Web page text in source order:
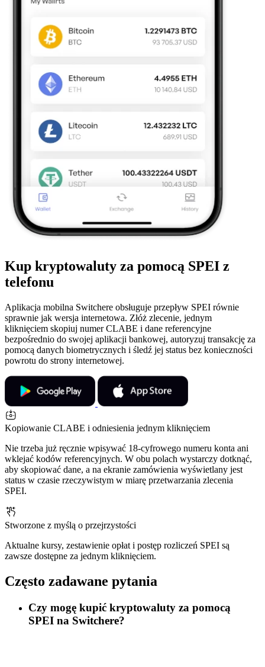
Kup kryptowaluty za pomocą SPEI z
telefonu
Aplikacja mobilna Switchere obsługuje przepływ SPEI równie
sprawnie jak wersja internetowa. Złóż zlecenie, jednym
kliknięciem skopiuj numer CLABE i dane referencyjne
bezpośrednio do swojej aplikacji bankowej, autoryzuj transakcję za
pomocą danych biometrycznych i śledź jej status bez konieczności
powrotu do strony internetowej.
Kopiowanie CLABE i odniesienia jednym kliknięciem
Nie trzeba już ręcznie wpisywać 18-cyfrowego numeru konta ani
wklejać kodów referencyjnych. W obu polach wystarczy dotknąć,
aby skopiować dane, a na ekranie zamówienia wyświetlany jest
status w czasie rzeczywistym w miarę przetwarzania zlecenia
SPEI.
Stworzone z myślą o przejrzystości
Aktualne kursy, zestawienie opłat i postęp rozliczeń SPEI są
zawsze dostępne za jednym kliknięciem.
Często zadawane pytania
Czy mogę kupić kryptowaluty za pomocą
SPEI na Switchere?